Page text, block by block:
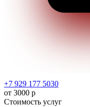
+7 929 177 5030
от 3000 р
Стоимость услуг